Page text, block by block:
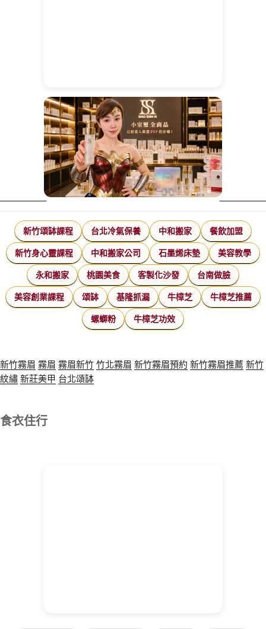
新竹頌缽課程 台北冷氣保養 中和搬家 餐飲加盟
新竹身心靈課程 中和搬家公司 石墨烯床墊 美容教學
永和搬家 桃園美食 客製化沙發 台南做臉
美容創業課程 頌缽 基隆抓漏 牛樟芝 牛樟芝推薦
螺螄粉 牛樟芝功效
新竹霧眉 霧眉 霧眉新竹竹北霧眉 新竹霧眉預約 新竹霧眉推薦 新竹
紋繡新莊美甲 台北頌缽
食衣住行